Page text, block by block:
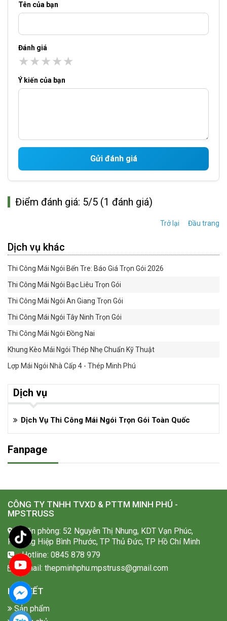
Tên của bạn
Đánh giá
★★★★★
Ý kiến của bạn
Gửi đánh giá
Điểm đánh giá: 5/5 (1 đánh giá)
Trở lại Đầu trang
Dịch vụ khác
Thi Công Mái Ngói Bến Tre: Báo Giá Trọn Gói 2026
Thi Công Mái Ngói Bạc Liêu Trọn Gói
Thi Công Mái Ngói An Giang Trọn Gói
Thi Công Mái Ngói Tây Ninh Trọn Gói
Thi Công Mái Ngói Đồng Nai
Khung Kèo Mái Ngói Thép Nhẹ Chuẩn Kỹ Thuật
Lợp Mái Ngói Nhà Cấp 4 - Thép Minh Phú
Dịch vụ
Dịch Vụ Thi Công Mái Ngói Trọn Gói Toàn Quốc
Fanpage
CÔNG TY TNHH TVXD & PTTM MINH PHÚ -
MPSTRUSS
Văn phòng: 52 Nguyễn Thị Nhung, KDT Vạn Phúc,
Phường Hiệp Bình Phước, TP Thủ Đức, TP Hồ Chí Minh
Hotline: 0845 878 979
Email: thepminhphu.mpstruss@gmail.com
LIÊN KẾT
Sản phẩm